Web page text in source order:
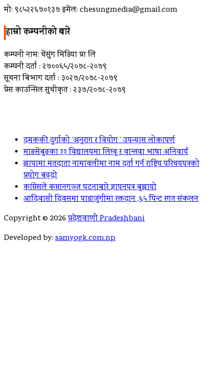
मो: ९८५२२६७०१३७ इमेल: chesungmedia@gmail.com
हाम्रो कम्पनीको बारे
कम्पनी नाम: चेसुंग मिडिया प्रा लि
कम्पनी दर्ता : २७००६५/२०७८-२०७९
सूचना बिभाग दर्ता : ३०२७/२०७८-२०७९
प्रेस काउन्सिल सुचीकृत : २३७/२०७८-२०७९
दमककी दुर्गाको ‘अनुराग र वियोग ’ उपन्यास लोकापर्ण
माङसेबुङका ११ विद्यालयमा लिम्बू र वान्तवा भाषा अनिवार्य
झापामा मतदाता नामावलीमा नाम दर्ता गर्न राष्ट्रिय परिचयपत्रको
प्रयोग बढ्दो
कांग्रेसले कप्तानगञ्ज घटनाबारे ज्ञापनपत्र बुझायो
आदिवासी दिवसमा पाडाजुंगीमा रक्तदान ,६५ पिन्ट रगत संकलन
Copyright © 2026प्रदेशवाणी Pradeshbani
Developed by: samyogk.com.np